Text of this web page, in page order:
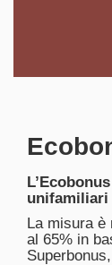
unifamiliari
La misura è
al 65% in